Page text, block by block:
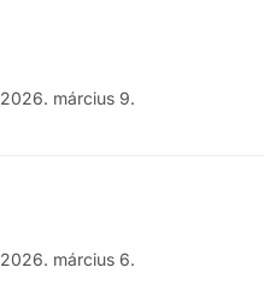
2026. március 9.
2026. március 6.